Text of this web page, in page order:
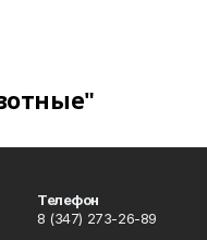
Телефон
8 (347) 273-26-89